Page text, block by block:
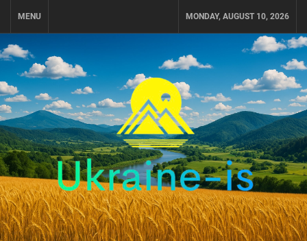
MENU MONDAY, AUGUST 10, 2026
UKRAINE-IS
ПОДОРОЖI ПО УКРАЇНІ